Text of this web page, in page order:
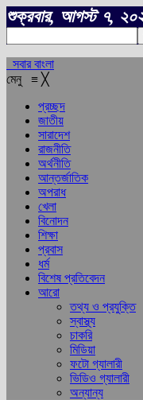
শুক্রবার, আগস্ট ৭,
সবার বাংলা
মেনু ≡ ╳
প্রচ্ছদ
জাতীয়
সারাদেশ
রাজনীতি
অর্থনীতি
আন্তর্জাতিক
অপরাধ
খেলা
বিনোদন
শিক্ষা
প্রবাস
ধর্ম
বিশেষ প্রতিবেদন
আরো
তথ্য ও প্রযুক্তি
স্বাস্থ্য
চাকরি
মিডিয়া
ফটো গ্যালারী
ভিডিও গ্যালারী
অন্যান্য